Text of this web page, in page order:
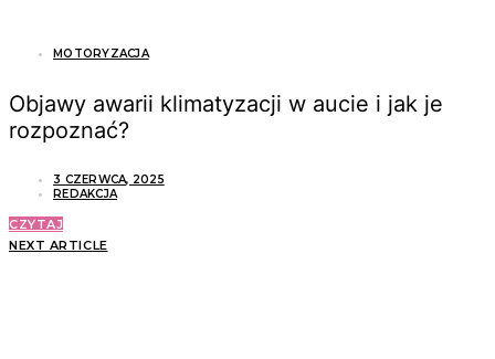
MOTORYZACJA
Objawy awarii klimatyzacji w aucie i jak je
rozpoznać?
3 CZERWCA, 2025
REDAKCJA
CZYTAJ
NEXT ARTICLE